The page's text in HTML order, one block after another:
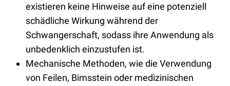
existieren keine Hinweise auf eine potenziell
schädliche Wirkung während der
Schwangerschaft, sodass ihre Anwendung als
unbedenklich einzustufen ist.
Mechanische Methoden, wie die Verwendung
von Feilen, Bimsstein oder medizinischen